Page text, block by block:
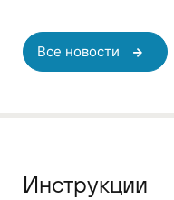
Все новости
Инструкции